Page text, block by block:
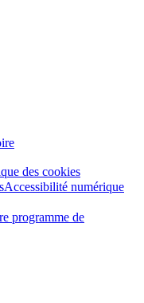
des cookies
Accessibilité numérique
programme de